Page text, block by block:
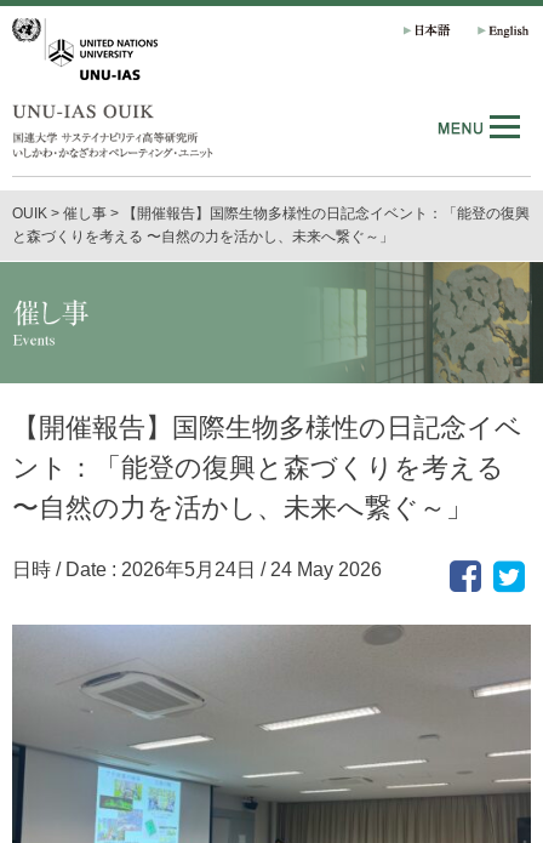
OUIK > 催し事 >
【開催報告】国際生物多様性の日記念イベント：「能登の復興
と森づくりを考える 〜自然の力を活かし、未来へ繋ぐ～」
【開催報告】国際生物多様性の日記念イベ
ント：「能登の復興と森づくりを考える
〜自然の力を活かし、未来へ繋ぐ～」
日時 / Date : 2026年5月24日 / 24 May 2026